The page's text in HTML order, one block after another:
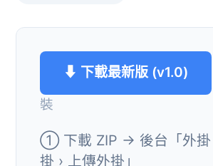
⬇ 下載最新版 (v1.0)
裝
① 下載 ZIP → 後台「外掛
掛 › 上傳外掛」